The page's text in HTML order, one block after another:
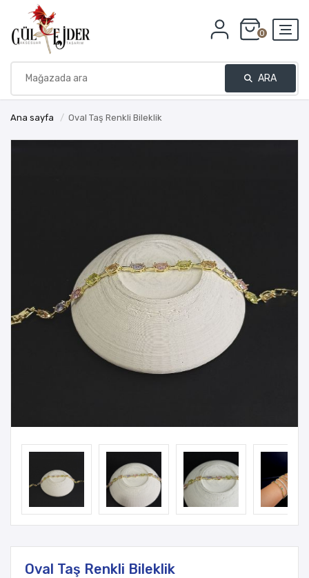
0
ARA
Ana sayfa / Oval Taş Renkli Bileklik
Oval Taş Renkli Bileklik